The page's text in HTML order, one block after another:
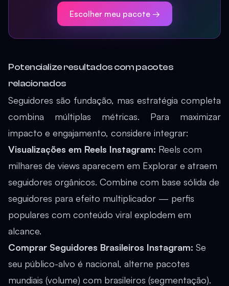
Escolher meu pacote →
Potencialize resultados com pacotes
relacionados
Seguidores são fundação, mas estratégia completa
combina múltiplas métricas. Para maximizar
impacto e engajamento, considere integrar:
Visualizações em Reels Instagram: Reels com
milhares de views aparecem em Explorar e atraem
seguidores orgânicos. Combine com base sólida de
seguidores para efeito multiplicador — perfis
populares com conteúdo viral explodem em
alcance.
Comprar Seguidores Brasileiros Instagram: Se
seu público-alvo é nacional, alterne pacotes
mundiais (volume) com brasileiros (segmentação).